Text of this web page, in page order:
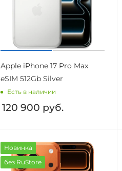
Apple iPhone 17 Pro Max
eSIM 512Gb Silver
Есть в наличии
120 900 руб.
Новинка
без RuStore